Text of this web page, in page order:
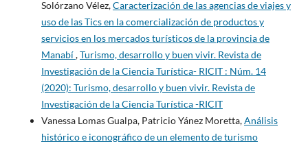
Solórzano Vélez,Caracterización de las agencias de viajes y
uso de las Tics en la comercialización de productos y
servicios en los mercados turísticos de la provincia de
Manabí,Turismo, desarrollo y buen vivir. Revista de
Investigación de la Ciencia Turística- RICIT : Núm. 14
(2020): Turismo, desarrollo y buen vivir. Revista de
Investigación de la Ciencia Turística -RICIT
Vanessa Lomas Gualpa, Patricio Yánez Moretta,Análisis
histórico e iconográfico de un elemento de turismo